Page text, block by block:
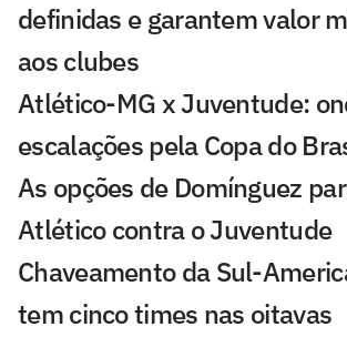
definidas e garantem valor
aos clubes
Atlético-MG x Juventude:
escalações pela Copa do
As opções de Domínguez
Atlético contra o Juventude
Chaveamento da Sul-
tem cinco times nas oitavas